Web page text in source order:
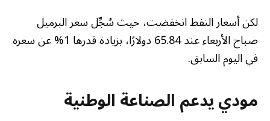
لكن أسعار النفط انخفضت، حيث سُجِّل سعر البرميل
صباح الأربعاء عند 65.84 دولارًا، بزيادة قدرها 1% عن سعره
في اليوم السابق.
مودي يدعم الصناعة الوطنية